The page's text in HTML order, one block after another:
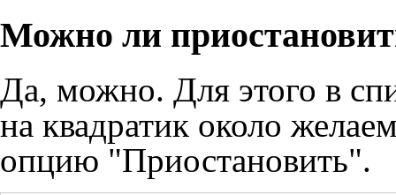
Можно ли
Да, можно. Для этого в
на квадратик около
опцию "Приостановить".